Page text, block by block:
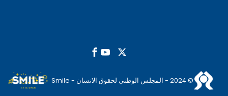
© 2024 - المجلس الوطني لحقوق الانسان - Smile